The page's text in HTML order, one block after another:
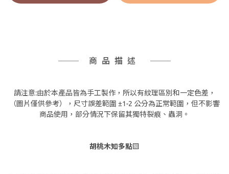
商品描述
請注意:由於本產品皆為手工製作，所以有紋理區別和一定色差，
（圖片僅供參考），尺寸誤差範圍 ±1-2 公分為正常範圍，但不影響
商品使用，部分情況下保留其獨特裂痕、蟲洞。
胡桃木知多點▧